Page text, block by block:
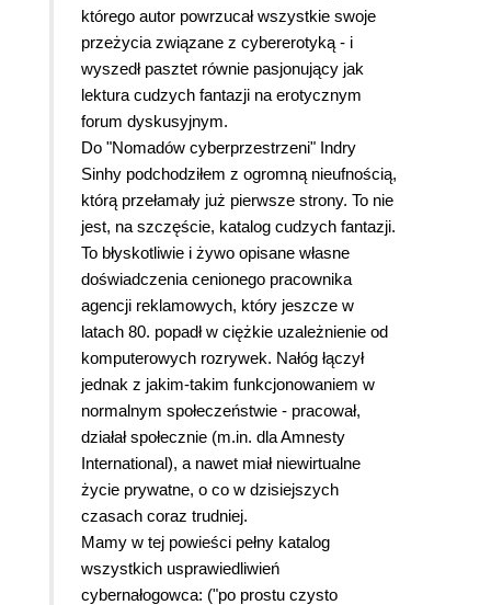
którego autor powrzucał wszystkie swoje
przeżycia związane z cybererotyką - i
wyszedł pasztet równie pasjonujący jak
lektura cudzych fantazji na erotycznym
forum dyskusyjnym.
Do "Nomadów cyberprzestrzeni" Indry
Sinhy podchodziłem z ogromną nieufnością,
którą przełamały już pierwsze strony. To nie
jest, na szczęście, katalog cudzych fantazji.
To błyskotliwie i żywo opisane własne
doświadczenia cenionego pracownika
agencji reklamowych, który jeszcze w
latach 80. popadł w ciężkie uzależnienie od
komputerowych rozrywek. Nałóg łączył
jednak z jakim-takim funkcjonowaniem w
normalnym społeczeństwie - pracował,
działał społecznie (m.in. dla Amnesty
International), a nawet miał niewirtualne
życie prywatne, o co w dzisiejszych
czasach coraz trudniej.
Mamy w tej powieści pełny katalog
wszystkich usprawiedliwień
cybernałogowca: ("po prostu czysto